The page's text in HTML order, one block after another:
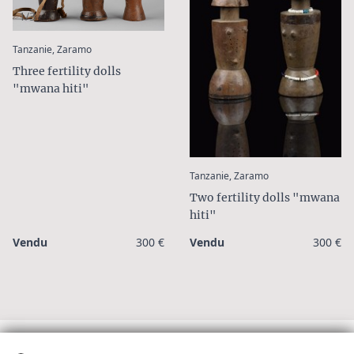
1/3
Tanzanie, Zaramo:
Three fertility dolls
"mwana hiti"
Vendu 300 €
Tanzanie, Zaramo:
Two fertility dolls "mwana
hiti"
Vendu 300 €